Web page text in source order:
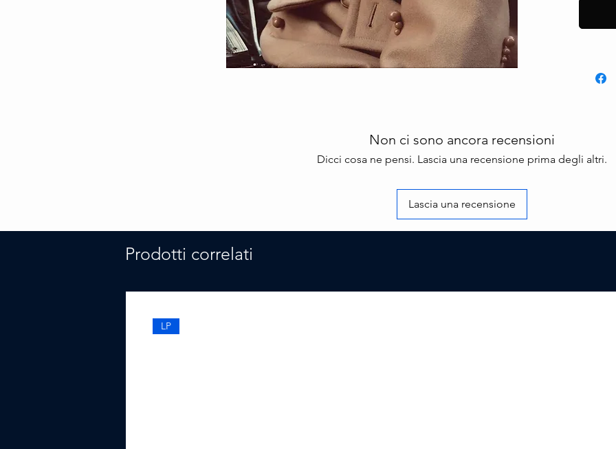
Non ci sono ancora recensioni
Dicci cosa ne pensi. Lascia una recensione prima degli altri.
Lascia una recensione
Prodotti correlati
LP